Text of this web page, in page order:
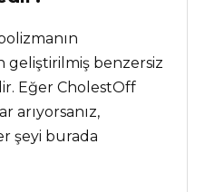
geliştirilmiş benzersiz
Eğer CholestOff
arıyorsanız,
şeyi burada